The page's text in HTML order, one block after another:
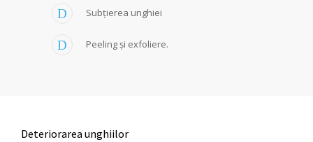
Subțierea unghiei
Peeling și exfoliere.
Deteriorarea unghiilor